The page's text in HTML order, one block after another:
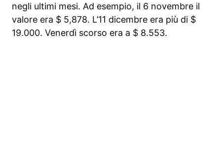
negli ultimi mesi. Ad esempio, il 6 novembre il
valore era $ 5,878. L’11 dicembre era più di $
19.000. Venerdì scorso era a $ 8.553.